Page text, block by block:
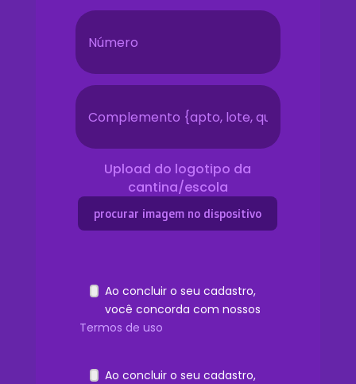
Upload do logotipo da
cantina/escola
procurar imagem no dispositivo
Ao concluir o seu cadastro,
você concorda com nossos
Termos de uso
Ao concluir o seu cadastro,